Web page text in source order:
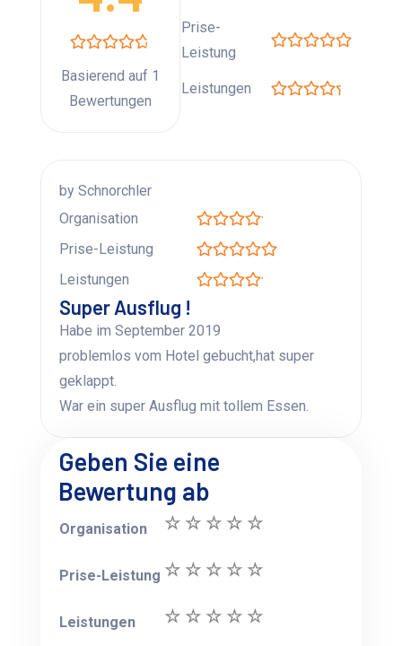
Basierend auf 1
Bewertungen
Prise-
Leistung
Leistungen
by Schnorchler
Organisation
Prise-Leistung
Leistungen
Super Ausflug !
Habe im September 2019
problemlos vom Hotel gebucht,hat super
geklappt.
War ein super Ausflug mit tollem Essen.
Geben Sie eine
Bewertung ab
Organisation
Prise-Leistung
Leistungen